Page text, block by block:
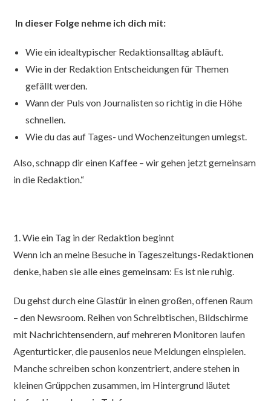
In dieser Folge nehme ich dich mit:
Wie ein idealtypischer Redaktionsalltag abläuft.
Wie in der Redaktion Entscheidungen für Themen
gefällt werden.
Wann der Puls von Journalisten so richtig in die Höhe
schnellen.
Wie du das auf Tages- und Wochenzeitungen umlegst.
Also, schnapp dir einen Kaffee – wir gehen jetzt gemeinsam
in die Redaktion.“
1. Wie ein Tag in der Redaktion beginnt
Wenn ich an meine Besuche in Tageszeitungs-Redaktionen
denke, haben sie alle eines gemeinsam: Es ist nie ruhig.
Du gehst durch eine Glastür in einen großen, offenen Raum
– den Newsroom. Reihen von Schreibtischen, Bildschirme
mit Nachrichtensendern, auf mehreren Monitoren laufen
Agenturticker, die pausenlos neue Meldungen einspielen.
Manche schreiben schon konzentriert, andere stehen in
kleinen Grüppchen zusammen, im Hintergrund läutet